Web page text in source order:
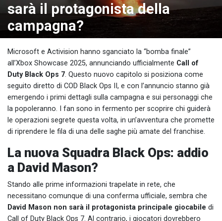
sarà il protagonista della
campagna?
Microsoft e Activision hanno sganciato la “bomba finale”
all’Xbox Showcase 2025, annunciando ufficialmente Call of
Duty Black Ops 7. Questo nuovo capitolo si posiziona come
seguito diretto di COD Black Ops II, e con l’annuncio stanno già
emergendo i primi dettagli sulla campagna e sui personaggi che
la popoleranno. I fan sono in fermento per scoprire chi guiderà
le operazioni segrete questa volta, in un’avventura che promette
di riprendere le fila di una delle saghe più amate del franchise.
La nuova Squadra Black Ops: addio
a David Mason?
Stando alle prime informazioni trapelate in rete, che
necessitano comunque di una conferma ufficiale, sembra che
David Mason non sarà il protagonista principale giocabile di
Call of Duty Black Ops 7. Al contrario, i giocatori dovrebbero